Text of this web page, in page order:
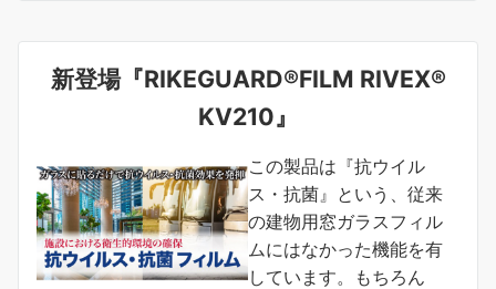
新登場『RIKEGUARD®FILM RIVEX®
KV210』
この製品は『抗ウイル
ス・抗菌』という、従来
の建物用窓ガラスフィル
ムにはなかった機能を有
しています。もちろん